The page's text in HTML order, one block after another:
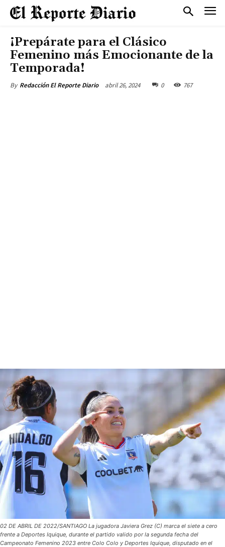
¡Prepárate para el Clásico
Femenino más Emocionante de la
Temporada!
By Redacción El Reporte Diario abril 26, 2024 0 767
02 DE ABRIL DE 2022/SANTIAGO La jugadora Javiera Grez (C) marca el siete a cero
frente a Deportes Iquique, durante el partido valido por la segunda fecha del
Campeonato Femenino 2023 entre Colo Colo y Deportes Iquique, disputado en el